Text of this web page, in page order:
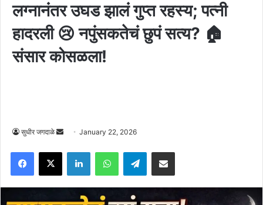
लग्नानंतर उघड झालं गुप्त रहस्य; पत्नी
हादरली 😢 नपुंसकतेचं छुपं सत्य? 🏠
संसार कोसळला!
सुधीर जगदाळे
Send
email
January 22, 2026
Facebook
X LinkedInWhatsAppTelegramShare via Email